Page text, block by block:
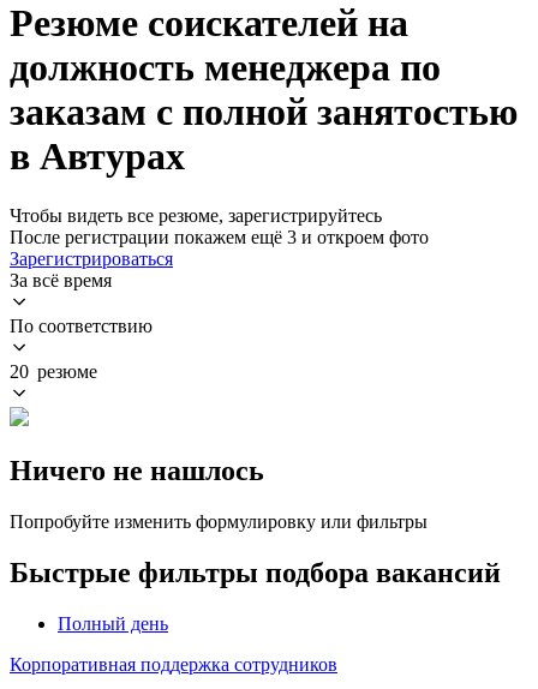
Резюме соискателей на
должность менеджера по
заказам с полной занятостью
в Автурах
Чтобы видеть все резюме, зарегистрируйтесь
После регистрации покажем ещё 3 и откроем фото
Зарегистрироваться
За всё время
По соответствию
20 резюме
Ничего не нашлось
Попробуйте изменить формулировку или фильтры
Быстрые фильтры подбора вакансий
Полный день
Корпоративная поддержка сотрудников